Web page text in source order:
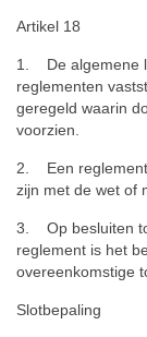
Artikel 18
1. De algemene
reglementen
geregeld waarin
voorzien.
2. Een reglement
zijn met de wet of
3. Op besluiten
reglement is het
overeenkomstige
Slotbepaling